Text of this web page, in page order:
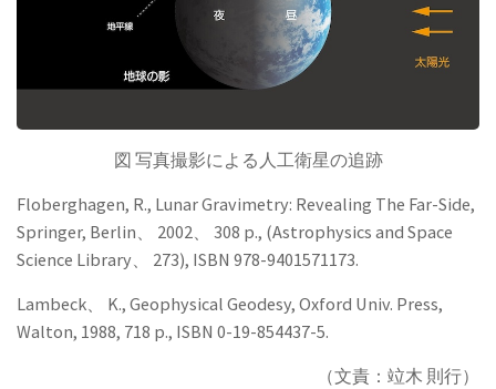
図 写真撮影による人工衛星の追跡
Floberghagen, R., Lunar Gravimetry: Revealing The Far-Side,
Springer, Berlin、 2002、 308 p., (Astrophysics and Space
Science Library、 273), ISBN 978-9401571173.
Lambeck、 K., Geophysical Geodesy, Oxford Univ. Press,
Walton, 1988, 718 p., ISBN 0-19-854437-5.
（文責：竝木 則行）